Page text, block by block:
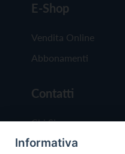
E-Shop
Vendita Online
Abbonamenti
Contatti
Chi Siamo
Redazione
Informativa